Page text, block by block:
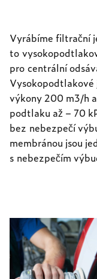
Vyrábíme filtrační
to
pro centrální
Vysokopodtlakové
výkony 200 m3/h
podtlaku až – 70
bez nebezpečí
membránou jsou
s nebezpečím